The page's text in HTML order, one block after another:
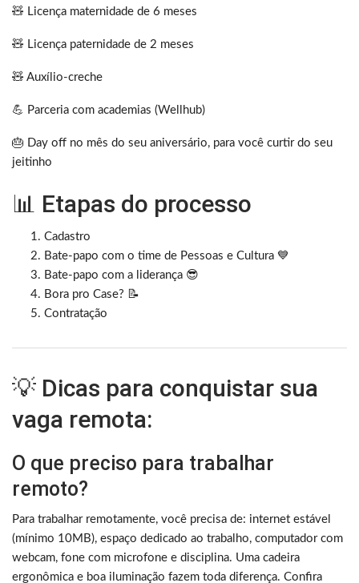
🧸 Licença maternidade de 6 meses
🧸 Licença paternidade de 2 meses
🧸 Auxílio-creche
💪 Parceria com academias (Wellhub)
🎂 Day off no mês do seu aniversário, para você curtir do seu
jeitinho
📊 Etapas do processo
Cadastro
Bate-papo com o time de Pessoas e Cultura 💙
Bate-papo com a liderança 😎
Bora pro Case? 📝
Contratação
💡 Dicas para conquistar sua
vaga remota:
O que preciso para trabalhar
remoto?
Para trabalhar remotamente, você precisa de: internet estável
(mínimo 10MB), espaço dedicado ao trabalho, computador com
webcam, fone com microfone e disciplina. Uma cadeira
ergonômica e boa iluminação fazem toda diferença. Confira